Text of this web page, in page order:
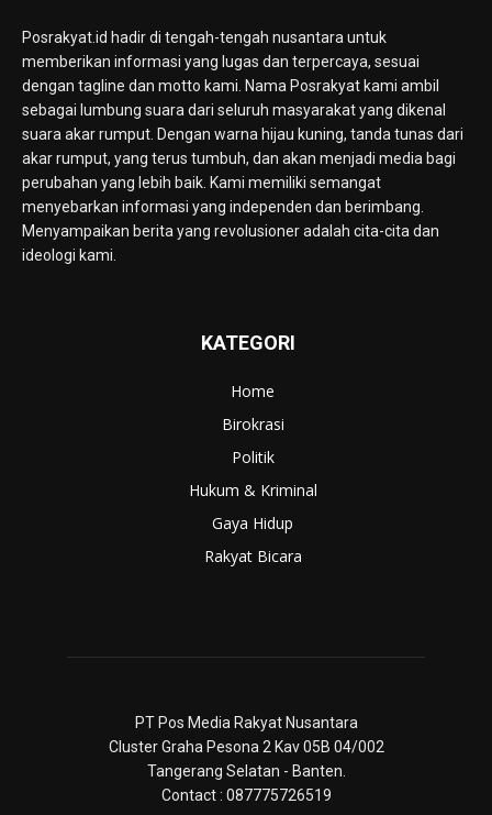
Posrakyat.id hadir di tengah-tengah nusantara untuk
memberikan informasi yang lugas dan terpercaya, sesuai
dengan tagline dan motto kami. Nama Posrakyat kami ambil
sebagai lumbung suara dari seluruh masyarakat yang dikenal
suara akar rumput. Dengan warna hijau kuning, tanda tunas dari
akar rumput, yang terus tumbuh, dan akan menjadi media bagi
perubahan yang lebih baik. Kami memiliki semangat
menyebarkan informasi yang independen dan berimbang.
Menyampaikan berita yang revolusioner adalah cita-cita dan
ideologi kami.
KATEGORI
Home
Birokrasi
Politik
Hukum & Kriminal
Gaya Hidup
Rakyat Bicara
PT Pos Media Rakyat Nusantara
Cluster Graha Pesona 2 Kav 05B 04/002
Tangerang Selatan - Banten.
Contact : 087775726519